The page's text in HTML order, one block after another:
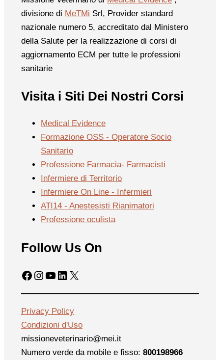
divisione di MeTMi Srl, Provider standard
nazionale numero 5, accreditato dal Ministero
della Salute per la realizzazione di corsi di
aggiornamento ECM per tutte le professioni
sanitarie
Visita i Siti Dei Nostri Corsi
Medical Evidence
Formazione OSS - Operatore Socio
Sanitario
Professione Farmacia- Farmacisti
Infermiere di Territorio
Infermiere On Line - Infermieri
ATI14 - Anestesisti Rianimatori
Professione oculista
Follow Us On
Facebook
Instagram
YouTube
LinkedIn
X
Privacy Policy
Condizioni d'Uso
missioneveterinario@mei.it
Numero verde da mobile e fisso: 800198966